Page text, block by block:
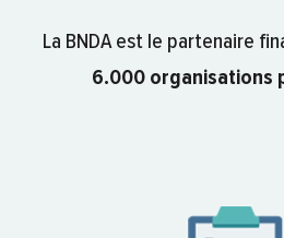
La BNDA est le partenaire
6.000 organisations